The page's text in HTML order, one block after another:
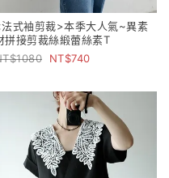
式袖剪裁>本季大人氣~異素
拼接剪裁絲緞蕾絲素T
1080
740